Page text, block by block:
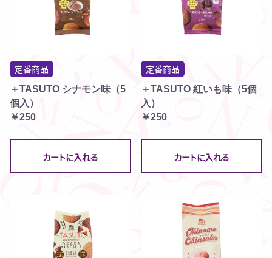
定番商品
＋TASUTO シナモン味（5
個入）
￥250
カートに入れる
定番商品
＋TASUTO 紅いも味（5個
入）
￥250
カートに入れる